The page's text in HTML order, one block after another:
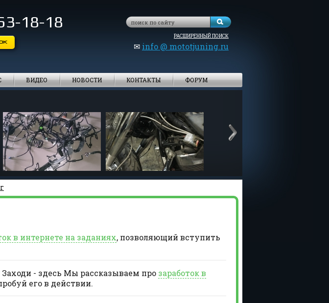
18-18
РАСШИРЕННЫЙ ПОИСК
✉ info @ mototjuning.ru
ВИДЕО НОВОСТИ КОНТАКТЫ ФОРУМ
в интернете на заданиях, позволяющий вступить
Заходи - здесь Мы рассказываем про заработок в
его в действии.